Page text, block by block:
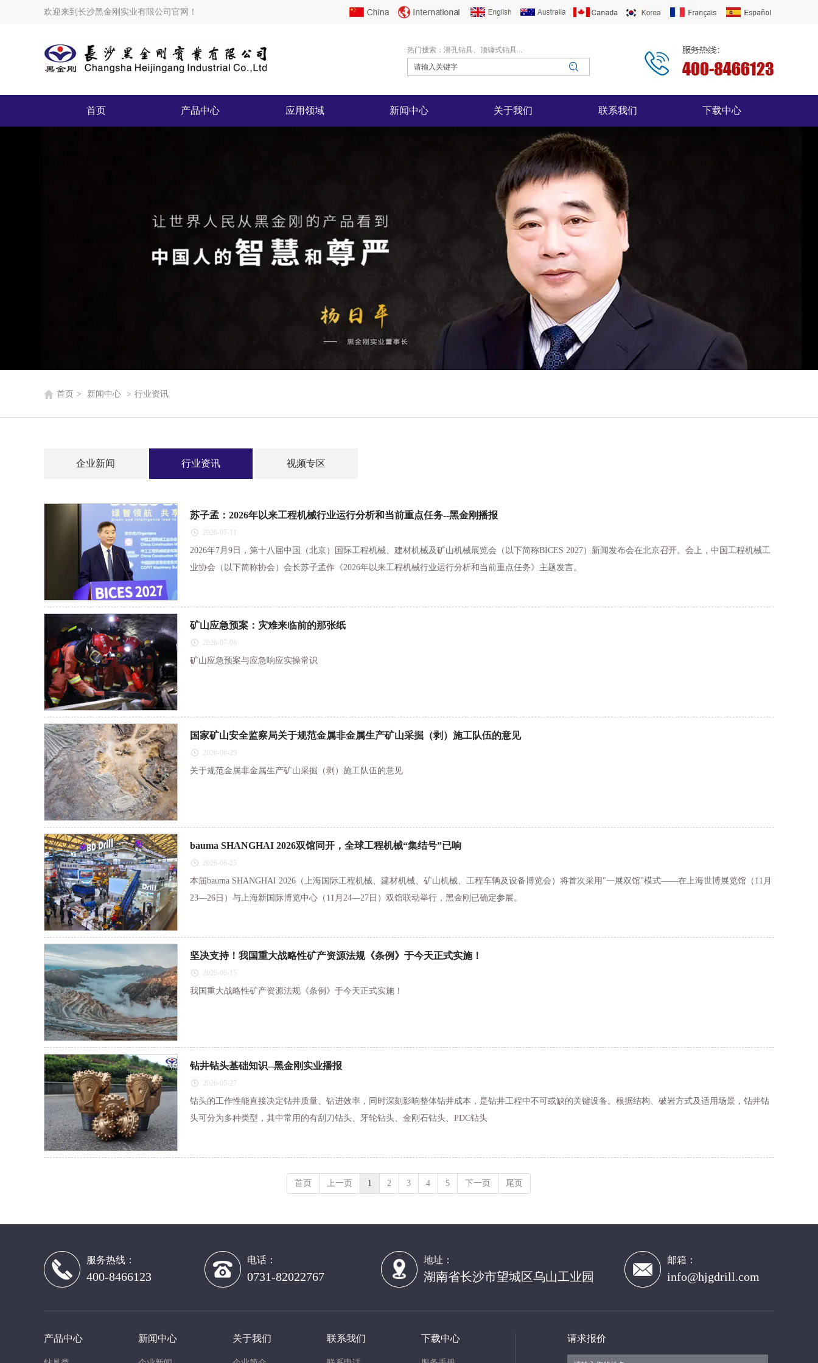
欢迎来到长沙黑金刚实业有限公司官网！
热门搜索：潜孔钻具、顶锤式钻具...
首页 产品中心 应用领域 新闻中心 关于我们 联系我们 下载中心
首页 > 新闻中心 > 行业资讯
企业新闻 行业资讯 视频专区
苏子孟：2026年以来工程机械行业运行分析和当前重点任务--黑金刚播报
2026-07-11
2026年7月9日，第十八届中国（北京）国际工程机械、建材机械及矿山机械展览会（以下简称BICES 2027）新闻发布会在北京召开。会上，中国工程机械工
业协会（以下简称协会）会长苏子孟作《2026年以来工程机械行业运行分析和当前重点任务》主题发言。
矿山应急预案：灾难来临前的那张纸
2026-07-06
矿山应急预案与应急响应实操常识
国家矿山安全监察局关于规范金属非金属生产矿山采掘（剥）施工队伍的意见
2026-06-29
关于规范金属非金属生产矿山采掘（剥）施工队伍的意见
bauma SHANGHAI 2026双馆同开，全球工程机械“集结号”已响
2026-06-25
本届bauma SHANGHAI 2026（上海国际工程机械、建材机械、矿山机械、工程车辆及设备博览会）将首次采用"一展双馆"模式——在上海世博展览馆（11月
23—26日）与上海新国际博览中心（11月24—27日）双馆联动举行，黑金刚已确定参展。
坚决支持！我国重大战略性矿产资源法规《条例》于今天正式实施！
2026-06-15
我国重大战略性矿产资源法规《条例》于今天正式实施！
钻井钻头基础知识--黑金刚实业播报
2026-05-27
钻头的工作性能直接决定钻井质量、钻进效率，同时深刻影响整体钻井成本，是钻井工程中不可或缺的关键设备。根据结构、破岩方式及适用场景，钻井钻
头可分为多种类型，其中常用的有刮刀钻头、牙轮钻头、金刚石钻头、PDC钻头
首页 上一页 1 2 3 4 5 下一页 尾页
请求报价
服务热线：
400-8466123
电话：
0731-82022767
地址：
湖南省长沙市望城区乌山工业园
邮箱：
info@hjgdrill.com
产品中心 新闻中心 关于我们 联系我们 下载中心